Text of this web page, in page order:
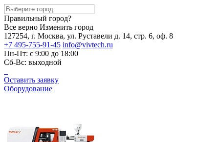
Правильный город?
Все верно Изменить город
127254, г. Москва, ул. Руставели д. 14, стр. 6, оф. 8
+7 495-755-91-45 info@vivtech.ru
Пн-Пт: с 9:00 до 18:00
Сб-Вс: выходной
Оставить заявку
Оборудование